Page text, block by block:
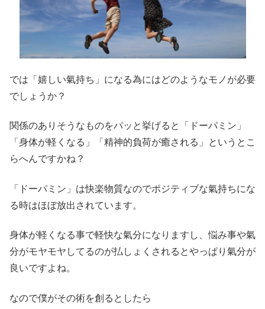
では「嬉しい氣持ち」になる為にはどのようなモノが必要
でしょうか？
関係のありそうなものをパッと挙げると「ドーパミン」
「身体が軽くなる」「精神的負荷が癒される」というとこ
らへんですかね？
「ドーパミン」は快楽物質なのでポジティブな氣持ちにな
る時はほぼ放出されています。
身体が軽くなる事で軽快な氣分になりますし、悩み事や氣
分がモヤモヤしてるのが払しょくされるとやっぱり氣分が
良いですよね。
なので僕がその術を創るとしたら